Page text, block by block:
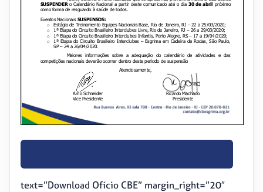
text=”Download Ofício CBE” margin_right=”20″